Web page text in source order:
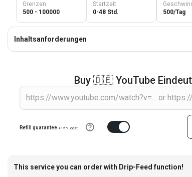
Grenzen
500 - 100000
Startzeit
0-48 Std.
500/Tag
Inhaltsanforderungen
Buy 🇩🇪 YouTube
Refill guarantee +15% cost
This service you can order with Drip-Feed function!